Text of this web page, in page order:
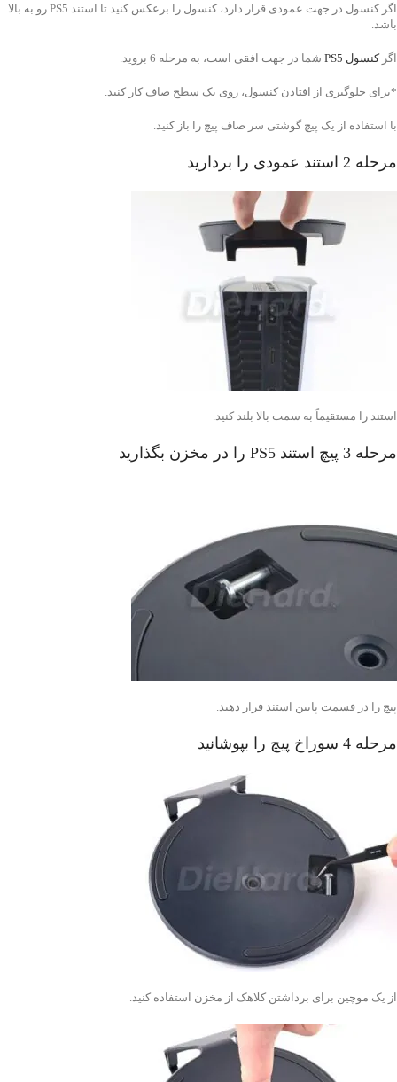
اگر کنسول در جهت عمودی قرار دارد، کنسول را برعکس کنید تا استند PS5 رو به بالا
باشد.
اگرکنسول PS5 شما در جهت افقی است، به مرحله 6 بروید.
*برای جلوگیری از افتادن کنسول، روی یک سطح صاف کار کنید.
با استفاده از یک پیچ گوشتی سر صاف پیچ را باز کنید.
مرحله 2 استند عمودی را بردارید
استند را مستقیماً به سمت بالا بلند کنید.
مرحله 3 پیچ استند PS5 را در مخزن بگذارید
پیچ را در قسمت پایین استند قرار دهید.
مرحله 4 سوراخ پیچ را بپوشانید
از یک موچین برای برداشتن کلاهک از مخزن استفاده کنید.